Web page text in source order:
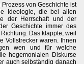
von Geschichte ist
Ideologie, die bei allen
der Herrschaft und der
Geschichte immer des
Das klappte, weil
Vollstrecker waren. Ihnen
wen und für welche
hegemonialen Diskurse
auch selbständig danach